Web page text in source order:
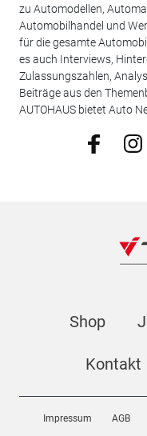
zu Automodellen,
Automobilhandel und
für die gesamte
es auch Interviews,
Zulassungszahlen,
Beiträge aus den
AUTOHAUS bietet Auto
Shop
Kontakt
Impressum AGB